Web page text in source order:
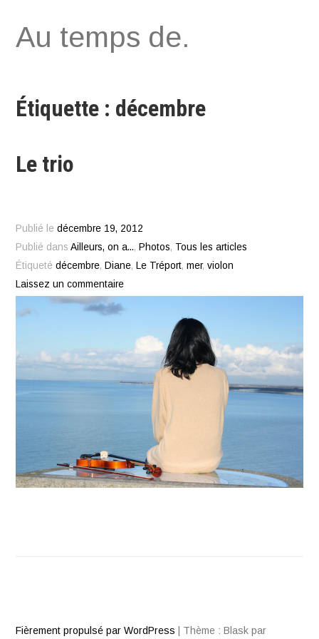
au
Au temps de.
Étiquette : décembre
Le trio
Publié ledécembre 19, 2012
Publié dansAilleurs, on a..., Photos, Tous les articles
Étiquetédécembre, Diane, Le Tréport,mer,violon
Laissez un commentaire
Fièrement propulsé par WordPress Thème : Blask par